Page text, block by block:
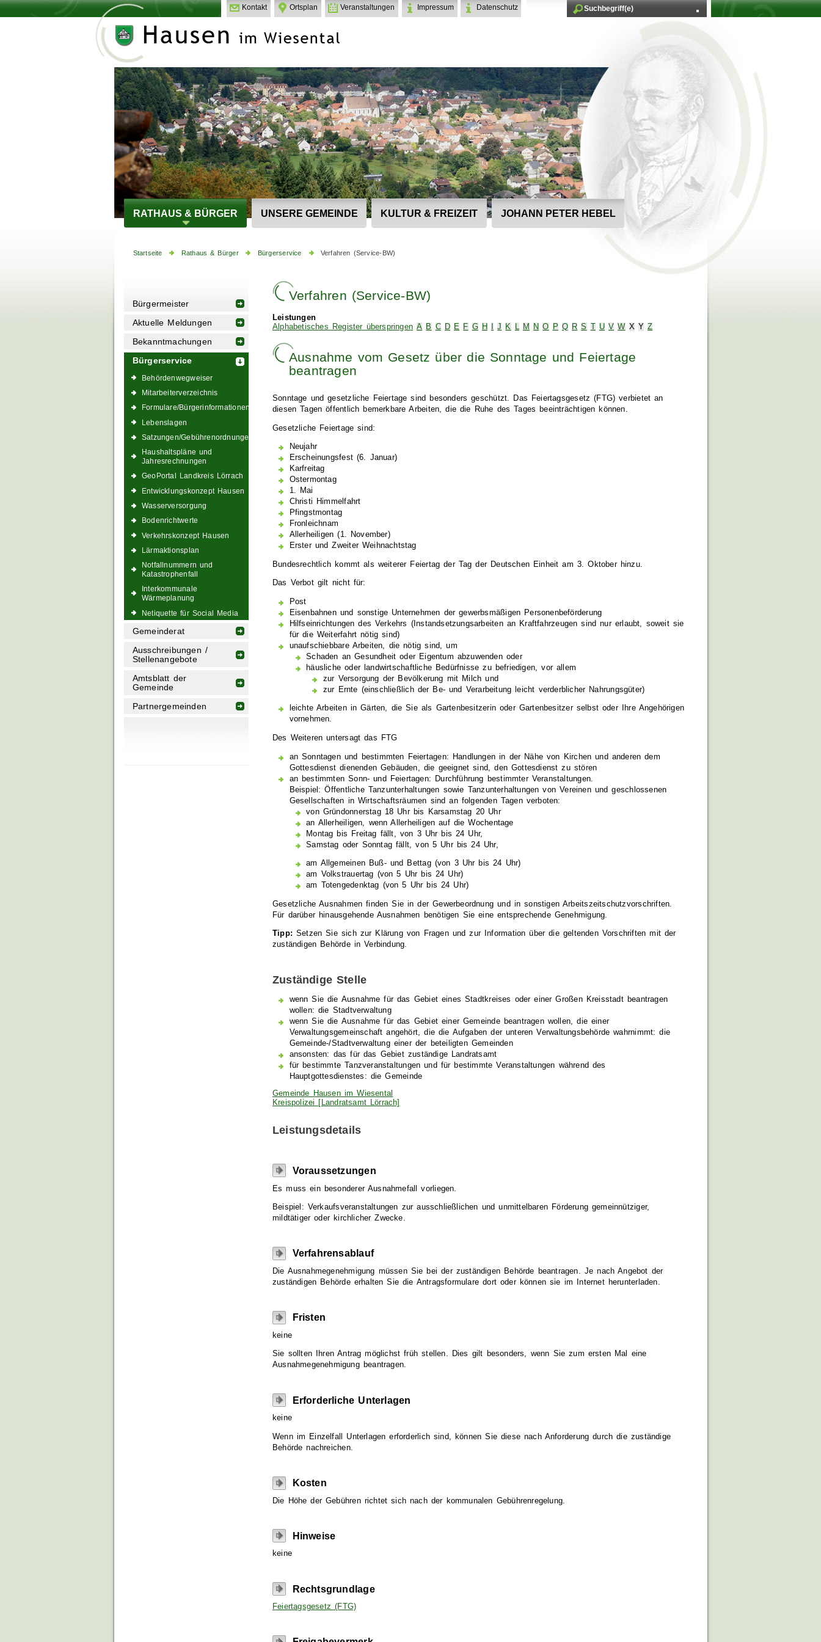
Kontakt Ortsplan Veranstaltungen Impressum Datenschutz
RATHAUS & BÜRGER UNSERE GEMEINDE KULTUR & FREIZEIT JOHANN PETER HEBEL
Startseite Rathaus & Bürger Bürgerservice Verfahren (Service-BW)
Bürgermeister
Aktuelle Meldungen
Bekanntmachungen
Bürgerservice
Behördenwegweiser
Mitarbeiterverzeichnis
Formulare/Bürgerinformationen
Lebenslagen
Satzungen/Gebührenordnungen
Haushaltspläne und
Jahresrechnungen
GeoPortal Landkreis Lörrach
Entwicklungskonzept Hausen
Wasserversorgung
Bodenrichtwerte
Verkehrskonzept Hausen
Lärmaktionsplan
Notfallnummern und
Katastrophenfall
Interkommunale
Wärmeplanung
Netiquette für Social Media
Gemeinderat
Ausschreibungen /
Stellenangebote
Amtsblatt der
Gemeinde
Partnergemeinden
Verfahren (Service-BW)
Leistungen
Alphabetisches Register überspringen A B C D E F G H J K L M N O P Q R S U V W X Y Z
Ausnahme vom Gesetz über die Sonntage und Feiertage
beantragen
Sonntage und gesetzliche Feiertage sind besonders geschützt. Das Feiertagsgesetz (FTG) verbietet an
diesen Tagen öffentlich bemerkbare Arbeiten, die die Ruhe des Tages beeinträchtigen können.
Gesetzliche Feiertage sind:
Neujahr
Erscheinungsfest (6. Januar)
Karfreitag
Ostermontag
1. Mai
Christi Himmelfahrt
Pfingstmontag
Fronleichnam
Allerheiligen (1. November)
Erster und Zweiter Weihnachtstag
Bundesrechtlich kommt als weiterer Feiertag der Tag der Deutschen Einheit am 3. Oktober hinzu.
Das Verbot gilt nicht für:
Post
Eisenbahnen und sonstige Unternehmen der gewerbsmäßigen Personenbeförderung
Hilfseinrichtungen des Verkehrs (Instandsetzungsarbeiten an Kraftfahrzeugen sind nur erlaubt, soweit sie
für die Weiterfahrt nötig sind)
unaufschiebbare Arbeiten, die nötig sind, um
Schaden an Gesundheit oder Eigentum abzuwenden oder
häusliche oder landwirtschaftliche Bedürfnisse zu befriedigen, vor allem
zur Versorgung der Bevölkerung mit Milch und
zur Ernte (einschließlich der Be- und Verarbeitung leicht verderblicher Nahrungsgüter)
leichte Arbeiten in Gärten, die Sie als Gartenbesitzerin oder Gartenbesitzer selbst oder Ihre Angehörigen
vornehmen.
Des Weiteren untersagt das FTG
an Sonntagen und bestimmten Feiertagen: Handlungen in der Nähe von Kirchen und anderen dem
Gottesdienst dienenden Gebäuden, die geeignet sind, den Gottesdienst zu stören
an bestimmten Sonn- und Feiertagen: Durchführung bestimmter Veranstaltungen.
Beispiel: Öffentliche Tanzunterhaltungen sowie Tanzunterhaltungen von Vereinen und geschlossenen
Gesellschaften in Wirtschaftsräumen sind an folgenden Tagen verboten:
von Gründonnerstag 18 Uhr bis Karsamstag 20 Uhr
an Allerheiligen, wenn Allerheiligen auf die Wochentage
Montag bis Freitag fällt, von 3 Uhr bis 24 Uhr,
Samstag oder Sonntag fällt, von 5 Uhr bis 24 Uhr,
am Allgemeinen Buß- und Bettag (von 3 Uhr bis 24 Uhr)
am Volkstrauertag (von 5 Uhr bis 24 Uhr)
am Totengedenktag (von 5 Uhr bis 24 Uhr)
Gesetzliche Ausnahmen finden Sie in der Gewerbeordnung und in sonstigen Arbeitszeitschutzvorschriften.
Für darüber hinausgehende Ausnahmen benötigen Sie eine entsprechende Genehmigung.
Tipp: Setzen Sie sich zur Klärung von Fragen und zur Information über die geltenden Vorschriften mit der
zuständigen Behörde in Verbindung.
Zuständige Stelle
wenn Sie die Ausnahme für das Gebiet eines Stadtkreises oder einer Großen Kreisstadt beantragen
wollen: die Stadtverwaltung
wenn Sie die Ausnahme für das Gebiet einer Gemeinde beantragen wollen, die einer
Verwaltungsgemeinschaft angehört, die die Aufgaben der unteren Verwaltungsbehörde wahrnimmt: die
Gemeinde-/Stadtverwaltung einer der beteiligten Gemeinden
ansonsten: das für das Gebiet zuständige Landratsamt
für bestimmte Tanzveranstaltungen und für bestimmte Veranstaltungen während des
Hauptgottesdienstes: die Gemeinde
Gemeinde Hausen im Wiesental
Kreispolizei [Landratsamt Lörrach]
Leistungsdetails
Voraussetzungen
Es muss ein besonderer Ausnahmefall vorliegen.
Beispiel: Verkaufsveranstaltungen zur ausschließlichen und unmittelbaren Förderung gemeinnütziger,
mildtätiger oder kirchlicher Zwecke.
Verfahrensablauf
Die Ausnahmegenehmigung müssen Sie bei der zuständigen Behörde beantragen. Je nach Angebot der
zuständigen Behörde erhalten Sie die Antragsformulare dort oder können sie im Internet herunterladen.
Fristen
keine
Sie sollten Ihren Antrag möglichst früh stellen. Dies gilt besonders, wenn Sie zum ersten Mal eine
Ausnahmegenehmigung beantragen.
Erforderliche Unterlagen
keine
Wenn im Einzelfall Unterlagen erforderlich sind, können Sie diese nach Anforderung durch die zuständige
Behörde nachreichen.
Kosten
Die Höhe der Gebühren richtet sich nach der kommunalen Gebührenregelung.
Hinweise
keine
Rechtsgrundlage
Feiertagsgesetz (FTG)